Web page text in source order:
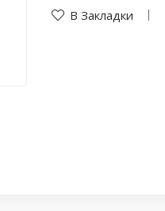
В Закладки